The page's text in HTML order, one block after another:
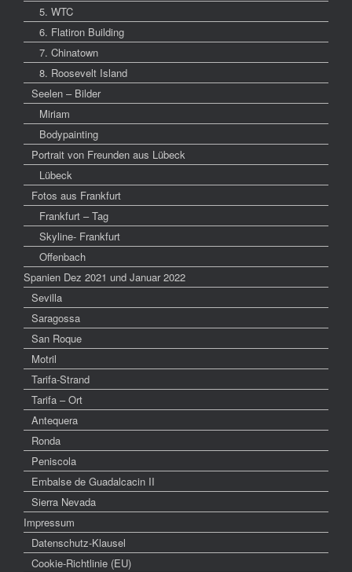
5. WTC
6. Flatiron Building
7. Chinatown
8. Roosevelt Island
Seelen – Bilder
Miriam
Bodypainting
Portrait von Freunden aus Lübeck
Lübeck
Fotos aus Frankfurt
Frankfurt – Tag
Skyline- Frankfurt
Offenbach
Spanien Dez 2021 und Januar 2022
Sevilla
Saragossa
San Roque
Motril
Tarifa-Strand
Tarifa – Ort
Antequera
Ronda
Peniscola
Embalse de Guadalcacin II
Sierra Nevada
Impressum
Datenschutz-Klausel
Cookie-Richtlinie (EU)